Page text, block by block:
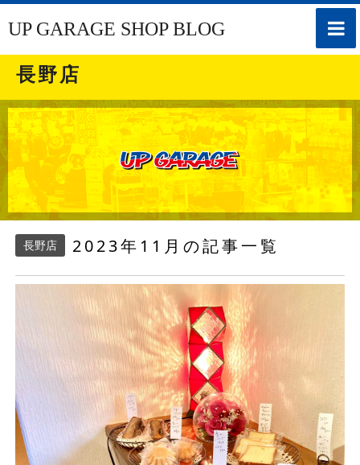
toggle
UP GARAGE SHOP BLOG
長野店
長野店 2023年11月の記事一覧